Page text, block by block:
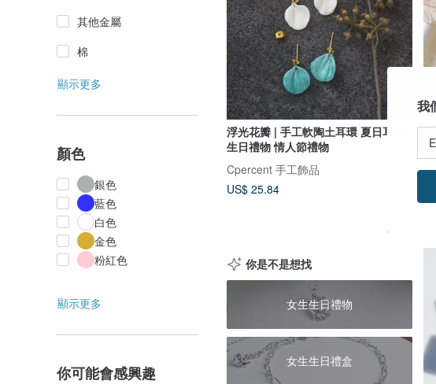
其他金屬
棉
顯示更多
顏色
銀色
藍色
白色
金色
粉紅色
顯示更多
你可能會感興趣
浮光花瓣 | 手工軟陶土耳環 夏日耳環
生日禮物 情人節禮物
Cpercent 手工飾品
US$ 25.84
你是不是想找
女生生日禮物
女生生日禮盒
我